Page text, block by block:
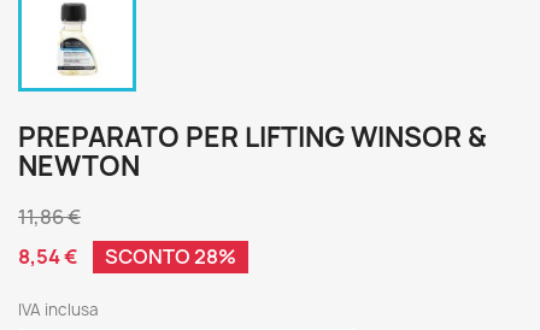
PREPARATO PER LIFTING WINSOR &
NEWTON
11,86 €
8,54 €
SCONTO 28%
IVA inclusa